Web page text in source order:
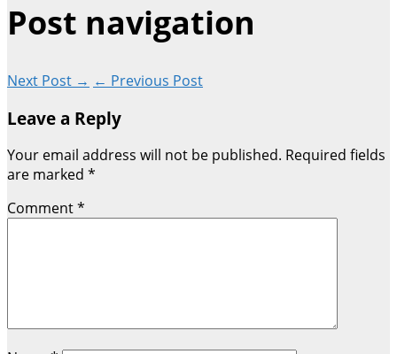
Post navigation
Next Post → ← Previous Post
Leave a Reply
Your email address will not be published. Required fields
are marked *
Comment*